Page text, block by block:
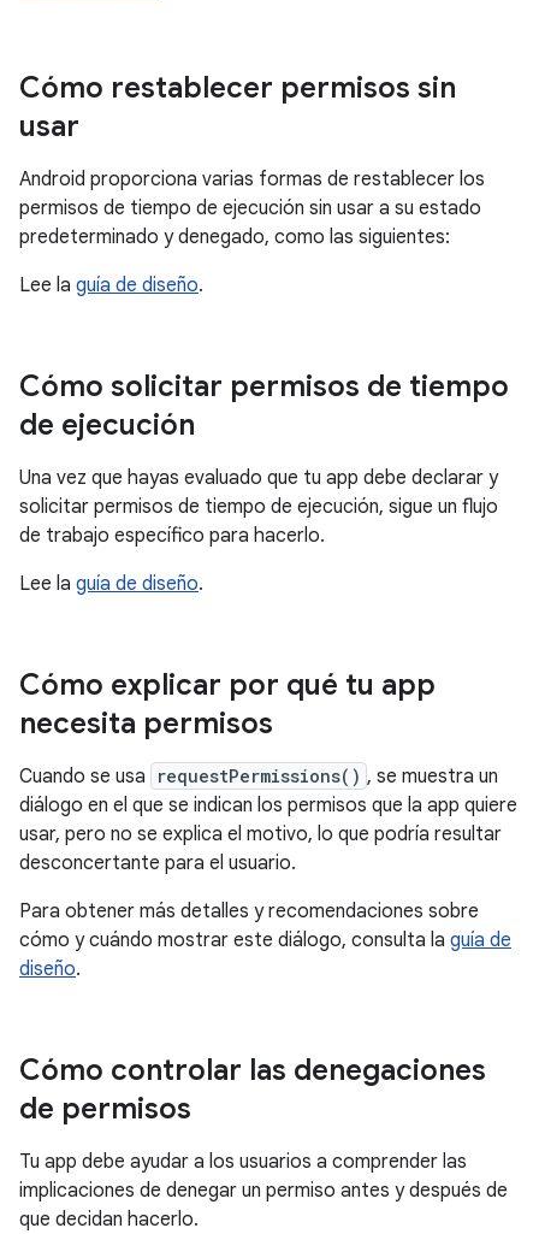
Cómo restablecer permisos sin
usar
Android proporciona varias formas de restablecer los
permisos de tiempo de ejecución sin usar a su estado
predeterminado y denegado, como las siguientes:
Lee la guía de diseño.
Cómo solicitar permisos de tiempo
de ejecución
Una vez que hayas evaluado que tu app debe declarar y
solicitar permisos de tiempo de ejecución, sigue un flujo
de trabajo específico para hacerlo.
Lee la guía de diseño.
Cómo explicar por qué tu app
necesita permisos
Cuando se usa requestPermissions() , se muestra un
diálogo en el que se indican los permisos que la app quiere
usar, pero no se explica el motivo, lo que podría resultar
desconcertante para el usuario.
Para obtener más detalles y recomendaciones sobre
cómo y cuándo mostrar este diálogo, consulta la guía de
diseño.
Cómo controlar las denegaciones
de permisos
Tu app debe ayudar a los usuarios a comprender las
implicaciones de denegar un permiso antes y después de
que decidan hacerlo.